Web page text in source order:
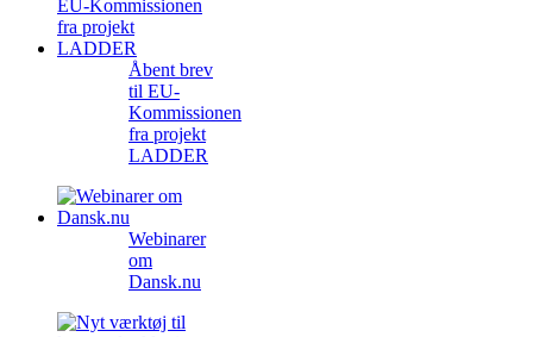
Åbent brev
til EU-
Kommissionen
fra projekt
LADDER
Webinarer
om
Dansk.nu